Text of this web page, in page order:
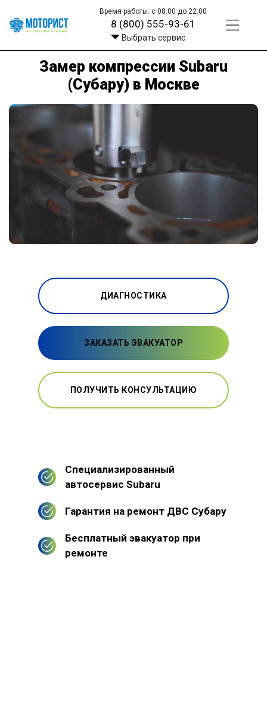
Время работы: с 08:00 до 22:00
8 (800) 555-93-61
Выбрать сервис
Замер компрессии Subaru
(Субару) в Москве
ДИАГНОСТИКА
ЗАКАЗАТЬ ЭВАКУАТОР
ПОЛУЧИТЬ КОНСУЛЬТАЦИЮ
Специализированный
автосервис Subaru
Гарантия на ремонт ДВС Субару
Бесплатный эвакуатор при
ремонте